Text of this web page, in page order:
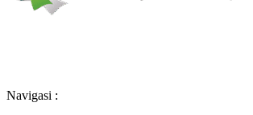
Navigasi :